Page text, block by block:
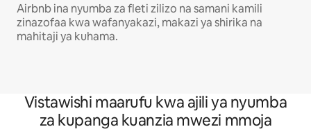
Airbnb ina nyumba za fleti zilizo na samani kamili
zinazofaa kwa wafanyakazi, makazi ya shirika na
mahitaji ya kuhama.
Vistawishi maarufu kwa ajili ya nyumba
za kupanga kuanzia mwezi mmoja